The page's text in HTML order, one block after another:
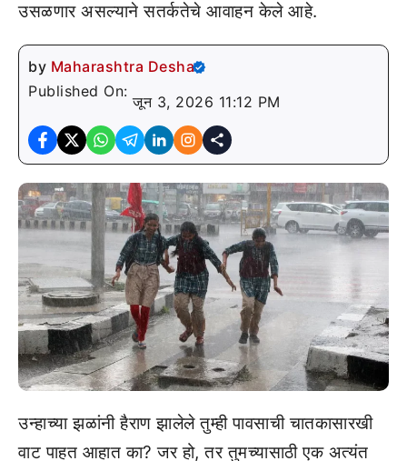
उसळणार असल्याने सतर्कतेचे आवाहन केले आहे.
by Maharashtra Desha
Published On:
जून 3, 2026 11:12 PM
उन्हाच्या झळांनी हैराण झालेले तुम्ही पावसाची चातकासारखी
वाट पाहत आहात का? जर हो, तर तुमच्यासाठी एक अत्यंत